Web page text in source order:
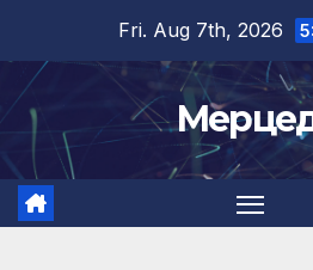
content
Fri. Aug 7th, 2026